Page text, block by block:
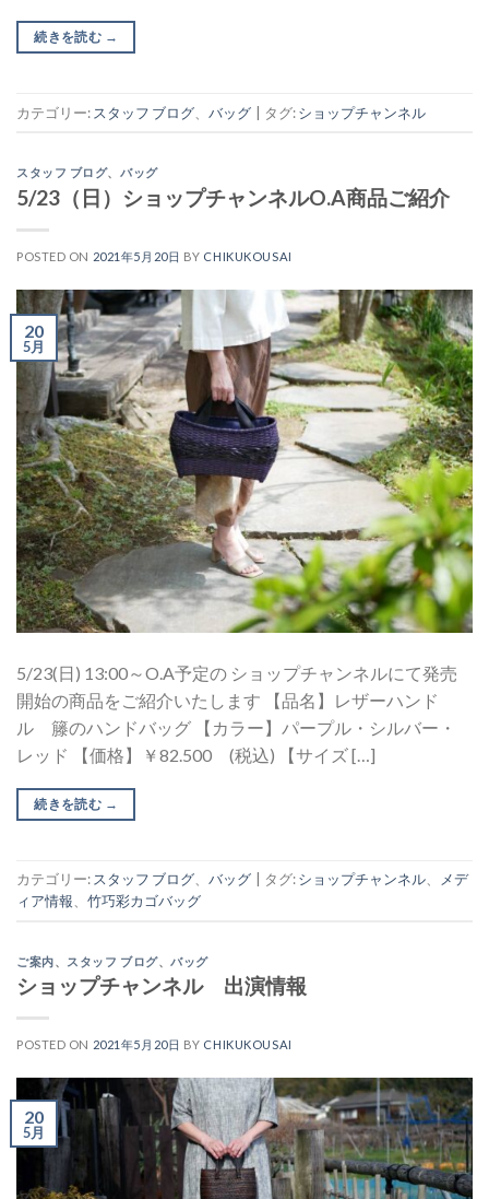
続きを読む →
カテゴリー: スタッフ ブログ バッグ タグ:ショップチャンネル
スタッフ ブログ、バッグ
5/23（日）ショップチャンネルO.A商品ご紹介
POSTED ON 2021年5月20日 BY CHIKUKOUSAI
20
5月
5/23(日) 13:00～O.A予定の ショップチャンネルにて発売
開始の商品をご紹介いたします 【品名】レザーハンド
ル 籐のハンドバッグ 【カラー】パープル・シルバー・
レッド 【価格】￥82.500 (税込) 【サイズ […]
続きを読む →
カテゴリー: スタッフ ブログ バッグ タグ:ショップチャンネル
メデ
ィア情報
竹巧彩カゴバッグ
ご案内、 スタッフ ブログ、バッグ
ショップチャンネル 出演情報
POSTED ON 2021年5月20日 BY CHIKUKOUSAI
20
5月